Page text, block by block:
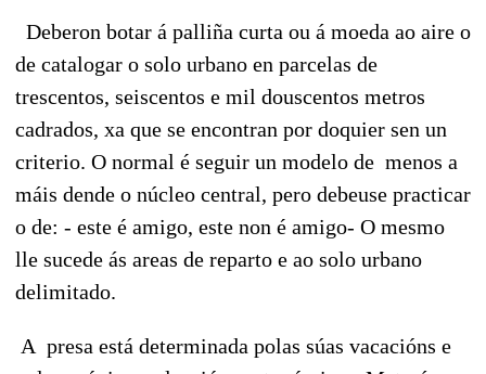
Deberon botar á palliña curta ou á moeda ao aire o
de catalogar o solo urbano en parcelas de
trescentos, seiscentos e mil douscentos metros
cadrados, xa que se encontran por doquier sen un
criterio. O normal é seguir un modelo de menos a
máis dende o núcleo central, pero debeuse practicar
o de: - este é amigo, este non é amigo- O mesmo
lle sucede ás areas de reparto e ao solo urbano
delimitado.
A presa está determinada polas súas vacacións e